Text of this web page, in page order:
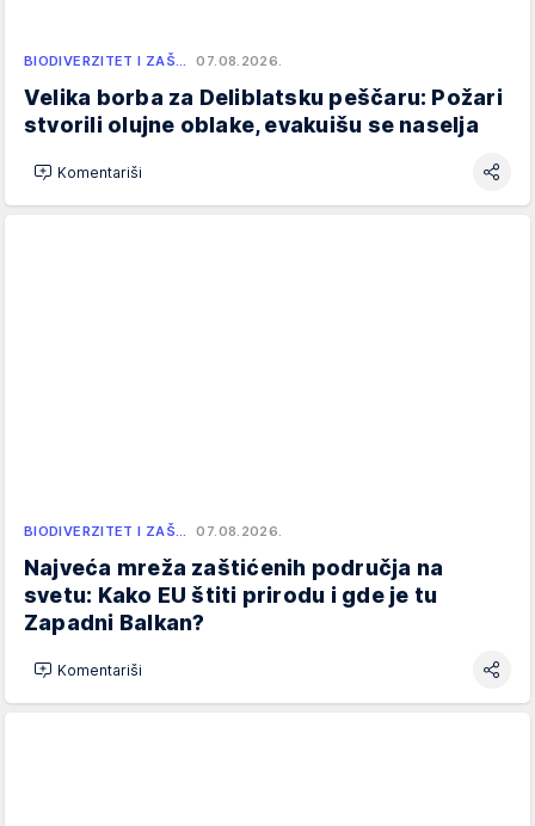
BIODIVERZITET I ZAŠ… 07.08.2026.
Velika borba za Deliblatsku peščaru: Požari
stvorili olujne oblake, evakuišu se naselja
Komentariši
BIODIVERZITET I ZAŠ… 07.08.2026.
Najveća mreža zaštićenih područja na
svetu: Kako EU štiti prirodu i gde je tu
Zapadni Balkan?
Komentariši